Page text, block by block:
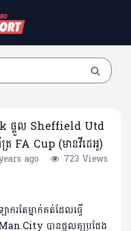
ផ្តួល Sheffield Utd
រ FA Cup (មានវីដេអូ)
ago
723 Views
រតែម្នាក់គត់ដែលធ្វើ
បានផ្តួលគូប្រជែង